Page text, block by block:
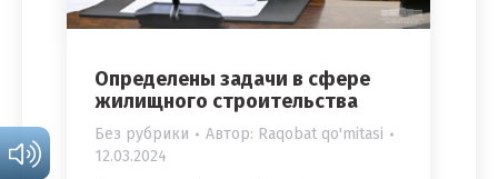
Определены задачи в сфере
жилищного строительства
Без рубрики Автор: Raqobat qo'mitasi
12.03.2024